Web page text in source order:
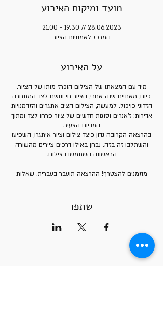
מועד ומיקום האירוע
28.06.2023 // 19.30 - 21.00
המרכז לאמנויות הציור
על האירוע
מיד עם המצאתו של הצילום הוכרז מותו של הציור.
כיום, מאתיים שנה אחרי, הציור חי ונושם לצד המתחרה
הזדוני כויכול. למעשה, הצילום הציב אתגרים והזדמנויות
אדירות: ז'אנרים וסוגות חדשים של ציור פרחו לצד ומתוך
המדיום הצעיר.
בהרצאה הקרובה נדון כיצד צילום וציור איתגרו, השפיעו
והשתלבו זה בזה. נבחן באילו דרכים ציירים מהשורה
הראשונה השתמשו בצילום.
מוזמנים להצטרף! ההרצאה תועבר בעברית. שאלות
תאריך ושעה:
28.06.2023
19.30 - 21.00
https://us02web.zoom.us/j/84984445238
שתפו